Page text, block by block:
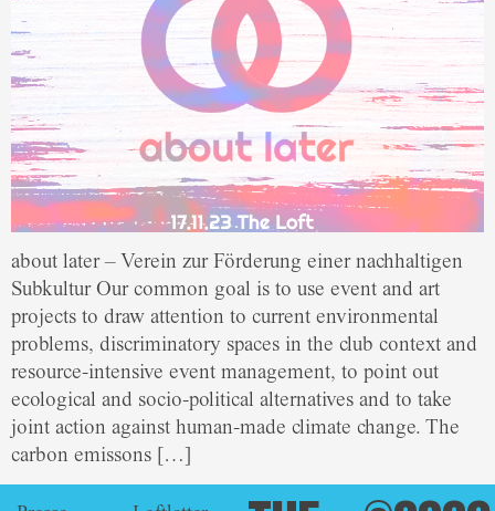
about later – Verein zur Förderung einer nachhaltigen
Subkultur Our common goal is to use event and art
projects to draw attention to current environmental
problems, discriminatory spaces in the club context and
resource-intensive event management, to point out
ecological and socio-political alternatives and to take
joint action against human-made climate change. The
carbon emissons […]